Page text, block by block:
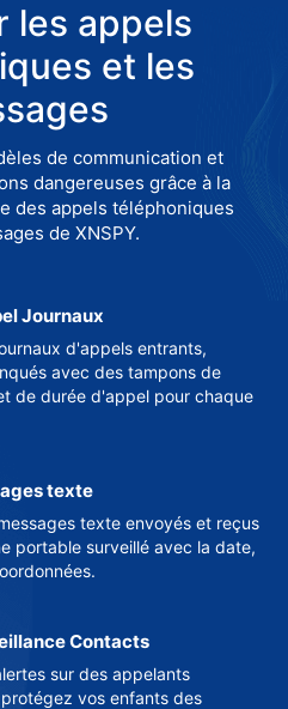
les appels
et les
de communication et
dangereuses grâce à la
des appels téléphoniques
de XNSPY.
Journaux
d'appels entrants,
avec des tampons de
de durée d'appel pour chaque
texte
texte envoyés et reçus
portable surveillé avec la date,
Contacts
sur des appelants
vos enfants des